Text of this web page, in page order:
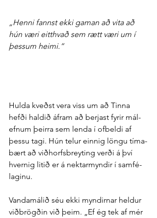
„Henni fannst ekki gaman að vita að
hún væri eitt­hvað sem rætt væri um í
þessum heimi.“
Hulda kveðst vera viss um að Tinna
hefði haldið á­fram að berjast fyrir mál­
efnum þeirra sem lenda í of­beldi af
þessu tagi. Hún telur einnig löngu tíma­
bært að við­horfs­breyting verði á því
hvernig litið er á nektar­myndir í sam­fé­
laginu.
Vanda­málið séu ekki myndirnar heldur
við­brögðin við þeim. „Ef ég tek af mér